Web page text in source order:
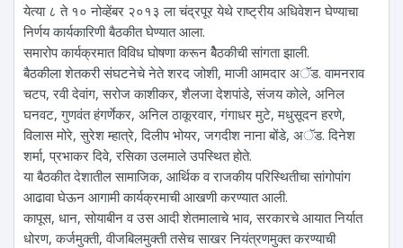
येत्या ८ ते १० नोव्हेंबर २०१३ ला चंद्रपूर येथे राष्ट्रीय अधिवेशन घेण्याचा
निर्णय कार्यकारिणी बैठकीत घेण्यात आला.
समारोप कार्यक्रमात विविध घोषणा करून बैेठकीची सांगता झाली.
बैठकीला शेतकरी संघटनेचे नेते शरद जोशी, माजी आमदार अॅड. वामनराव
चटप, रवी देवांग, सरोज काशीकर, शैलजा देशपांडे, संजय कोले, अनिल
घनवट, गुणवंत हंगर्णेकर, अनिल ठाकूरवार, गंगाधर मुटे, मधुसूदन हरणे,
विलास मोरे, सुरेश म्हात्रे, दिलीप भोयर, जगदीश नाना बोंडे, अॅड. दिनेश
शर्मा, प्रभाकर दिवे, रसिका उलमाले उपस्थित होते.
या बैठकीत देशातील सामाजिक, आर्थिक व राजकीय परिस्थितीचा सांगोपांग
आढावा घेऊन आगामी कार्यक्रमाची आखणी करण्यात आली.
कापूस, धान, सोयाबीन व उस आदी शेतमालाचे भाव, सरकारचे आयात निर्यात
धोरण, कर्जमुक्ती, वीजबिलमुक्ती तसेच साखर नियंत्रणमुक्त करण्याची